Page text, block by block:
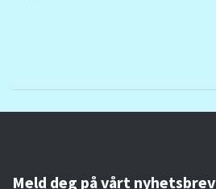
Meld deg på vårt nyhetsbrev